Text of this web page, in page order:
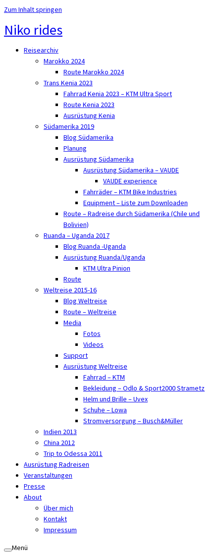
Zum Inhalt springen
Niko rides
Reisearchiv
Marokko 2024
Route Marokko 2024
Trans Kenia 2023
Fahrrad Kenia 2023 – KTM Ultra Sport
Route Kenia 2023
Ausrüstung Kenia
Südamerika 2019
Blog Südamerika
Planung
Ausrüstung Südamerika
Ausrüstung Südamerika – VAUDE
VAUDE experience
Fahrräder – KTM Bike Industries
Equipment – Liste zum Downloaden
Route – Radreise durch Südamerika (Chile und
Bolivien)
Ruanda – Uganda 2017
Blog Ruanda -Uganda
Ausrüstung Ruanda/Uganda
KTM Ultra Pinion
Route
Weltreise 2015-16
Blog Weltreise
Route – Weltreise
Media
Fotos
Videos
Support
Ausrüstung Weltreise
Fahrrad – KTM
Bekleidung – Odlo & Sport2000 Strametz
Helm und Brille – Uvex
Schuhe – Lowa
Stromversorgung – Busch&Müller
Indien 2013
China 2012
Trip to Odessa 2011
Ausrüstung Radreisen
Veranstaltungen
Presse
About
Über mich
Kontakt
Impressum
Menü